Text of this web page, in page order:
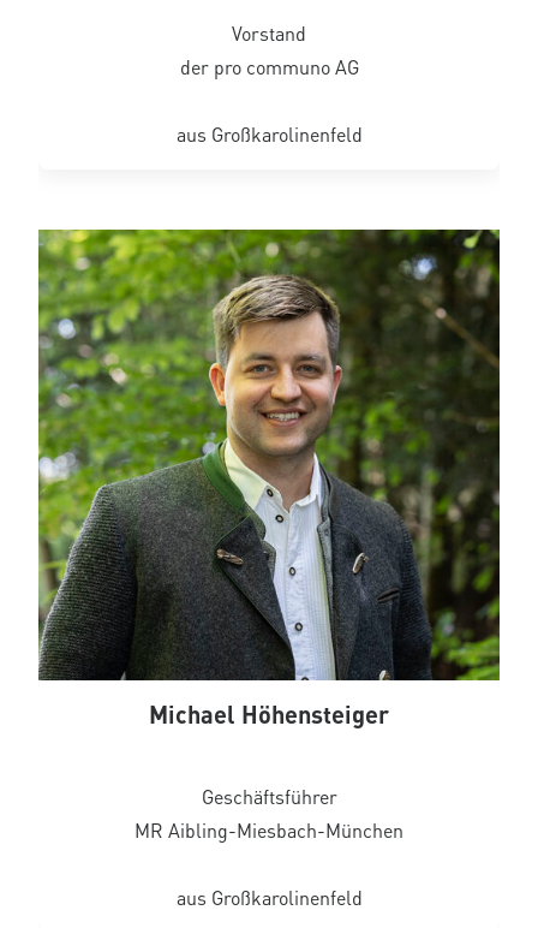
Vorstand
der pro communo AG
aus Großkarolinenfeld
Michael Höhensteiger
Geschäftsführer
MR Aibling-Miesbach-München
aus Großkarolinenfeld